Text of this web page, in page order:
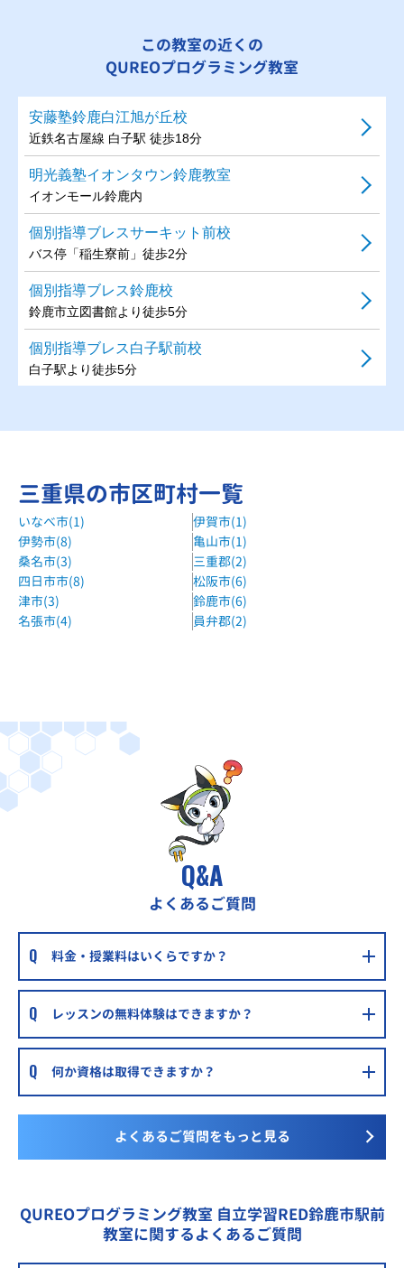
この教室の近くの
QUREOプログラミング教室
安藤塾鈴鹿白江旭が丘校
近鉄名古屋線 白子駅 徒歩18分
明光義塾イオンタウン鈴鹿教室
イオンモール鈴鹿内
個別指導ブレスサーキット前校
バス停「稲生寮前」徒歩2分
個別指導ブレス鈴鹿校
鈴鹿市立図書館より徒歩5分
個別指導ブレス白子駅前校
白子駅より徒歩5分
三重県の市区町村一覧
いなべ市(1)
伊賀市(1)
伊勢市(8)
亀山市(1)
桑名市(3)
三重郡(2)
四日市市(8)
松阪市(6)
津市(3)
鈴鹿市(6)
名張市(4)
員弁郡(2)
Q&A
よくあるご質問
料金・授業料はいくらですか？
レッスンの無料体験はできますか？
何か資格は取得できますか？
よくあるご質問をもっと見る
QUREOプログラミング教室 自立学習RED鈴鹿市駅前
教室に関するよくあるご質問